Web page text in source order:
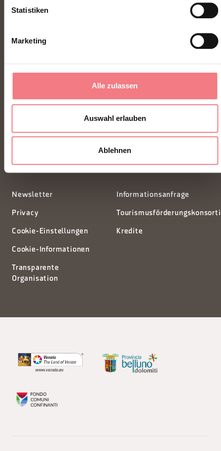
Statistiken
Marketing
Alle zulassen
Auswahl erlauben
Ablehnen
FONDAZIONE DMO DOLOMITI BELLUNESI
Piazza Santo Stefano 15/17
32100 Belluno - Italia
segreteria@dmodolomiti.it
Newsletter
Privacy
Cookie-Einstellungen
Cookie-Informationen
Transparente
Organisation
Informationsanfrage
Kredite